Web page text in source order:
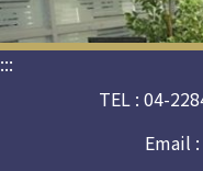
:::
TEL : 04-
Email :